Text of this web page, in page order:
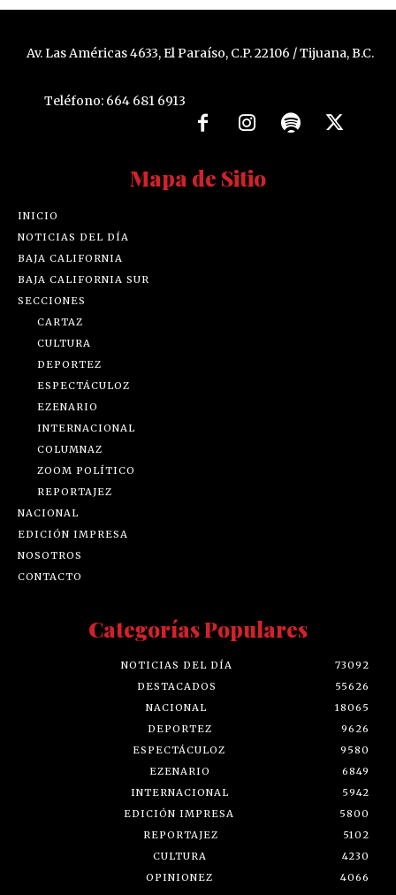
Av. Las Américas 4633, El Paraíso, C.P. 22106 / Tijuana, B.C.
Teléfono: 664 681 6913
Mapa de Sitio
INICIO
NOTICIAS DEL DÍA
BAJA CALIFORNIA
BAJA CALIFORNIA SUR
SECCIONES
CARTAZ
CULTURA
DEPORTEZ
ESPECTÁCULOZ
EZENARIO
INTERNACIONAL
COLUMNAZ
ZOOM POLÍTICO
REPORTAJEZ
NACIONAL
EDICIÓN IMPRESA
NOSOTROS
CONTACTO
Categorías Populares
NOTICIAS DEL DÍA
73092
DESTACADOS
55626
NACIONAL
18065
DEPORTEZ
9626
ESPECTÁCULOZ
9580
EZENARIO
6849
INTERNACIONAL
5942
EDICIÓN IMPRESA
5800
REPORTAJEZ
5102
CULTURA
4230
OPINIONEZ
4066